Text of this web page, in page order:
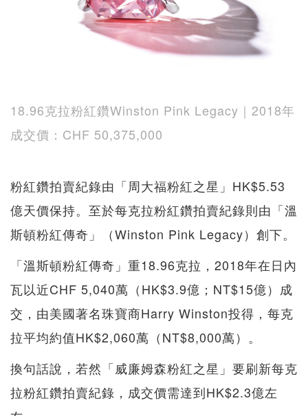
18.96克拉粉紅鑽Winston Pink Legacy｜2018年
成交價：CHF 50,375,000
粉紅鑽拍賣紀錄由「周大福粉紅之星」HK$5.53
億天價保持。至於每克拉粉紅鑽拍賣紀錄則由「溫
斯頓粉紅傳奇」（Winston Pink Legacy）創下。
「溫斯頓粉紅傳奇」重18.96克拉，2018年在日內
瓦以近CHF 5,040萬（HK$3.9億；NT$15億）成
交，由美國著名珠寶商Harry Winston投得，每克
拉平均約值HK$2,060萬（NT$8,000萬）。
換句話說，若然「威廉姆森粉紅之星」要刷新每克
拉粉紅鑽拍賣紀錄，成交價需達到HK$2.3億左